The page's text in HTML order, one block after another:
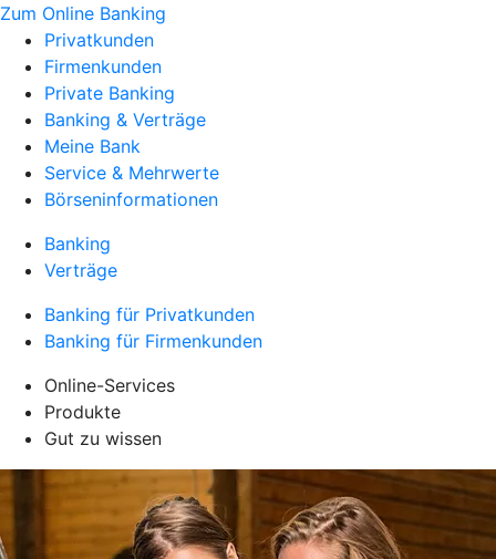
Zum Online Banking
Privatkunden
Firmenkunden
Private Banking
Banking & Verträge
Meine Bank
Service & Mehrwerte
Börseninformationen
Banking
Verträge
Banking für Privatkunden
Banking für Firmenkunden
Online-Services
Produkte
Gut zu wissen